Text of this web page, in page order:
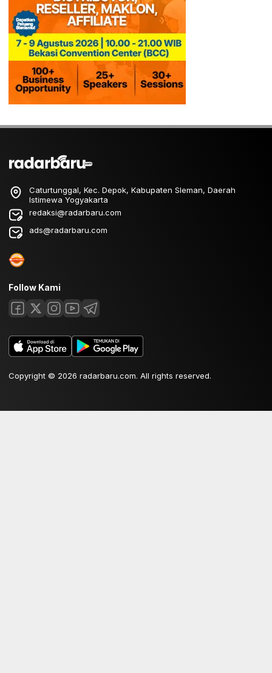
Caturtunggal, Kec. Depok, Kabupaten Sleman, Daerah
Istimewa Yogyakarta
redaksi@radarbaru.com
ads@radarbaru.com
Follow Kami
Copyright © 2026 radarbaru.com. All rights reserved.